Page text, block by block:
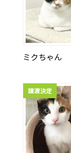
ミクちゃん
譲渡決定